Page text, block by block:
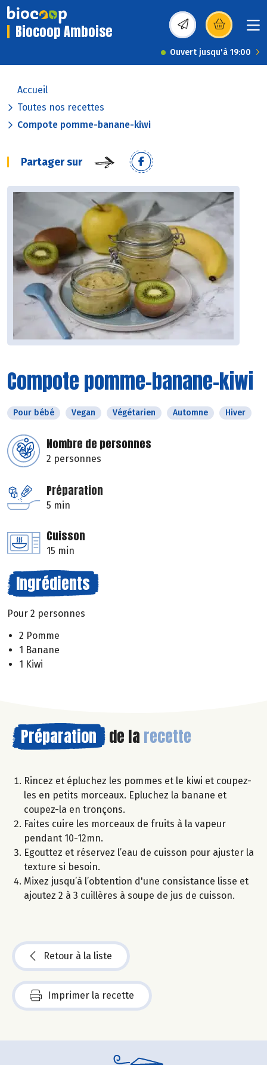
Biocoop Amboise (s’ouvre dans une
Ouvert jusqu'à 19:00
Accueil
Toutes nos recettes
Compote pomme-banane-kiwi
Partager sur
Compote pomme-banane-kiwi
Pour bébé Vegan Végétarien Automne Hiver
Nombre de personnes
2 personnes
Préparation
5 min
Cuisson
15 min
Ingrédients
Pour 2 personnes
2 Pomme
1 Banane
1 Kiwi
Préparation de la recette
Rincez et épluchez les pommes et le kiwi et coupez-
les en petits morceaux. Epluchez la banane et
coupez-la en tronçons.
Faites cuire les morceaux de fruits à la vapeur
pendant 10-12mn.
Egouttez et réservez l’eau de cuisson pour ajuster la
texture si besoin.
Mixez jusqu’à l’obtention d'une consistance lisse et
ajoutez 2 à 3 cuillères à soupe de jus de cuisson.
Retour à la liste
Imprimer la recette